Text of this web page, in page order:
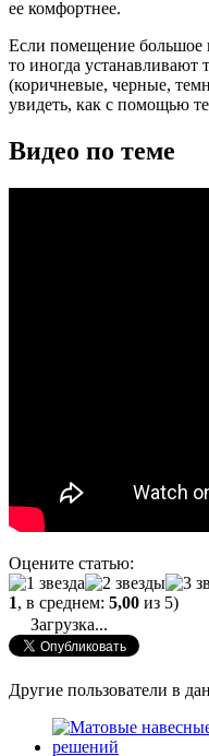
ее комфортнее.
Если помещение большое
то иногда устанавливают
(коричневые, черные,
увидеть, как с помощью
Видео по теме
Оцените статью:
1, в среднем: 5,00 из 5)
Загрузка...
Другие пользователи в